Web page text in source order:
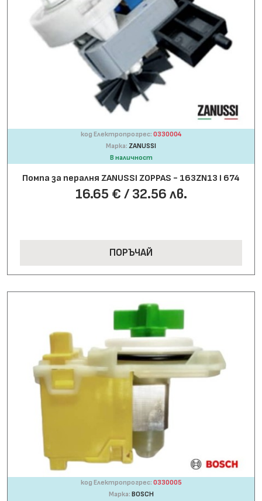
код Електропрогрес: 0330004
Марка: ZANUSSI
В наличност
Помпа за пералня ZANUSSI ZOPPAS - 163ZN13 І 674
16.65 € / 32.56 лв.
ПОРЪЧАЙ
код Електропрогрес: 0330005
Марка: BOSCH